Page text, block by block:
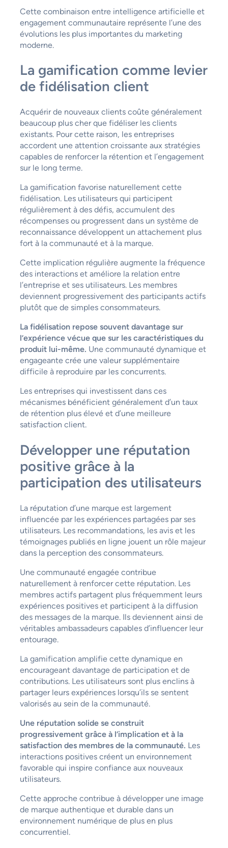
Cette combinaison entre intelligence artificielle et
engagement communautaire représente l’une des
évolutions les plus importantes du marketing
moderne.
La gamification comme levier
de fidélisation client
Acquérir de nouveaux clients coûte généralement
beaucoup plus cher que fidéliser les clients
existants. Pour cette raison, les entreprises
accordent une attention croissante aux stratégies
capables de renforcer la rétention et l’engagement
sur le long terme.
La gamification favorise naturellement cette
fidélisation. Les utilisateurs qui participent
régulièrement à des défis, accumulent des
récompenses ou progressent dans un système de
reconnaissance développent un attachement plus
fort à la communauté et à la marque.
Cette implication régulière augmente la fréquence
des interactions et améliore la relation entre
l’entreprise et ses utilisateurs. Les membres
deviennent progressivement des participants actifs
plutôt que de simples consommateurs.
La fidélisation repose souvent davantage sur
l’expérience vécue que sur les caractéristiques du
produit lui-même. Une communauté dynamique et
engageante crée une valeur supplémentaire
difficile à reproduire par les concurrents.
Les entreprises qui investissent dans ces
mécanismes bénéficient généralement d’un taux
de rétention plus élevé et d’une meilleure
satisfaction client.
Développer une réputation
positive grâce à la
participation des utilisateurs
La réputation d’une marque est largement
influencée par les expériences partagées par ses
utilisateurs. Les recommandations, les avis et les
témoignages publiés en ligne jouent un rôle majeur
dans la perception des consommateurs.
Une communauté engagée contribue
naturellement à renforcer cette réputation. Les
membres actifs partagent plus fréquemment leurs
expériences positives et participent à la diffusion
des messages de la marque. Ils deviennent ainsi de
véritables ambassadeurs capables d’influencer leur
entourage.
La gamification amplifie cette dynamique en
encourageant davantage de participation et de
contributions. Les utilisateurs sont plus enclins à
partager leurs expériences lorsqu’ils se sentent
valorisés au sein de la communauté.
Une réputation solide se construit
progressivement grâce à l’implication et à la
satisfaction des membres de la communauté. Les
interactions positives créent un environnement
favorable qui inspire confiance aux nouveaux
utilisateurs.
Cette approche contribue à développer une image
de marque authentique et durable dans un
environnement numérique de plus en plus
concurrentiel.